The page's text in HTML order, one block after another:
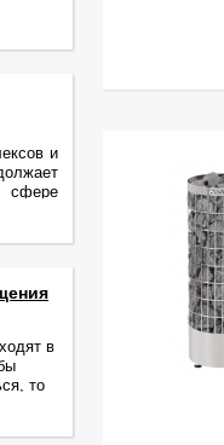
и
сфере
в
то